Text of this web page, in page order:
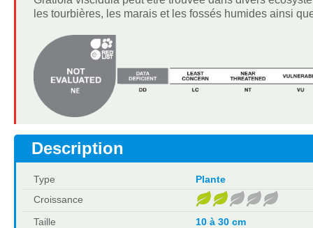
les tourbières, les marais et les fossés humides ainsi
Description
Type
Plante
Croissance
Taille
10 à 30 cm